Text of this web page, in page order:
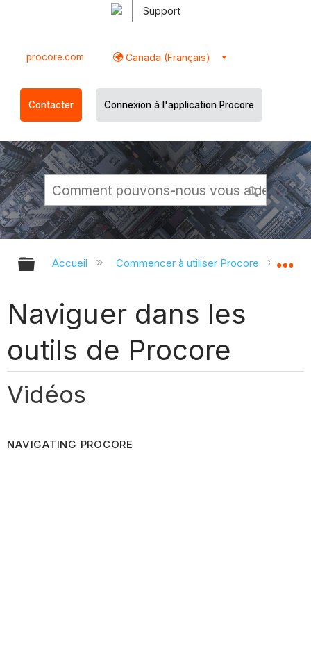
Support
procore.com Canada (Français)
Contacter Connexion à l'application Procore
Développer/réduire la hiérarchie
Accueil Commencer à utiliser Procore
Naviguer dans les
outils de Procore
Vidéos
NAVIGATING PROCORE